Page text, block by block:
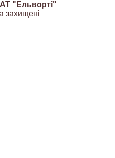
АТ "Ельворті"
захищені